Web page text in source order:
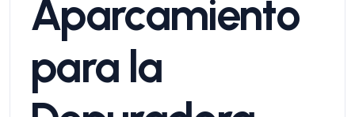
Aparcamiento
para la